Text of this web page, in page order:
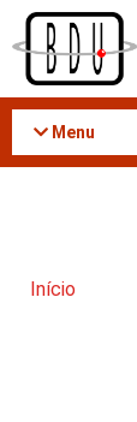
Acessar
conteúdo
Menu
Início